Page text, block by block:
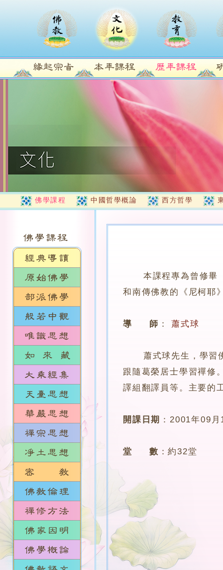
佛學課程 中國哲學概論 西方哲學
本課程專為曾修畢
和南傳佛教的《尼柯耶
導 師 ： 蕭式球
蕭式球先生，學習佛
跟隨葛榮居士學習禪修
譯組翻譯員等。主要的
開課日期 ：2001年09月
堂 數 ：約32堂